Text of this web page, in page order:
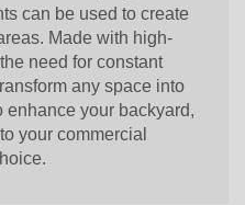
can be used to create
Made with high-
need for constant
any space into
your backyard,
your commercial